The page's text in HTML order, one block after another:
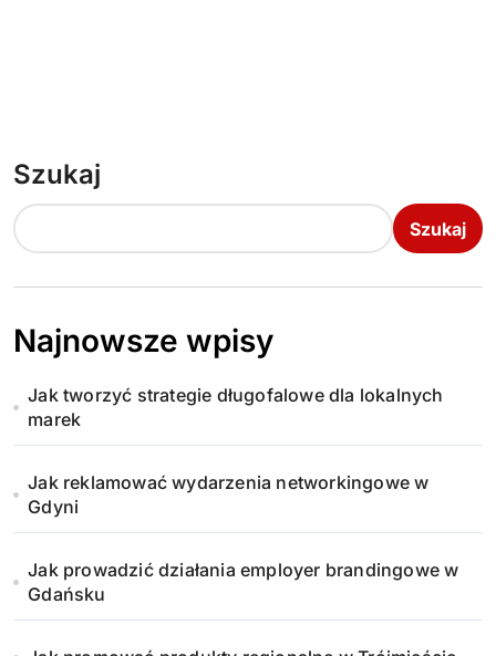
Szukaj
Szukaj
Najnowsze wpisy
Jak tworzyć strategie długofalowe dla lokalnych
marek
Jak reklamować wydarzenia networkingowe w
Gdyni
Jak prowadzić działania employer brandingowe w
Gdańsku